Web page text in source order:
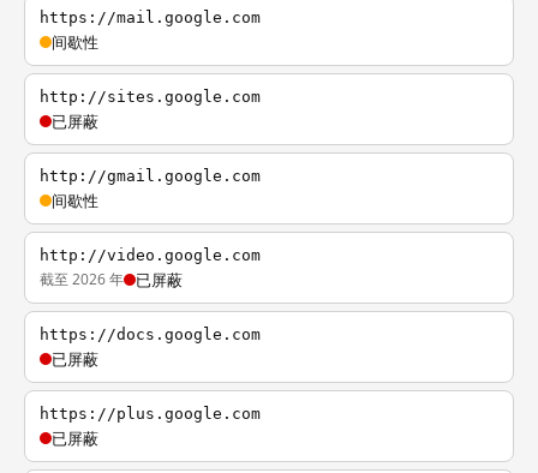
https://mail.google.com
间歇性
http://sites.google.com
已屏蔽
http://gmail.google.com
间歇性
http://video.google.com
截至 2026 年 已屏蔽
https://docs.google.com
已屏蔽
https://plus.google.com
已屏蔽